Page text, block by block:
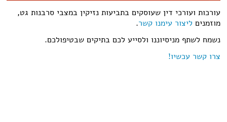
עורכות ועורכי דין שעוסקים בתביעות נזיקין במצבי סרבנות גט,
מוזמנים ליצור עימנו קשר.
נשמח לשתף מניסיוננו ולסייע לכם בתיקים שבטיפולכם.
צרו קשר עכשיו!